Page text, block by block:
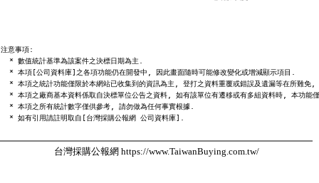
注意事項:
  * 數值統計基準為該案件之決標日期為主.
  * 本項[公司資料庫]之各項功能仍在開發中, 因此畫面隨時可能修改變化或增減顯示項目.
* 本項之統計功能僅限於本網站已收集到的資訊為主, 登打之資料重覆或錯誤及遺漏等在所難免,
* 本項之廠商基本資料係取自決標單位公告之資料, 如有該單位有遷移或有多組資料時, 本功能
  * 本項之所有統計數字僅供參考, 請勿做為任何事實根據.
台灣採購公報網 https://www.TaiwanBuying.com.tw/